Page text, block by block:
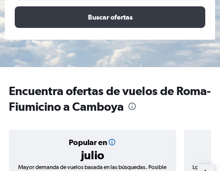
Buscar ofertas
Encuentra ofertas de vuelos de Roma-
Fiumicino a Camboya
Popular en
julio
Mayor demanda de vuelos basada en las búsquedas. Posible
Los